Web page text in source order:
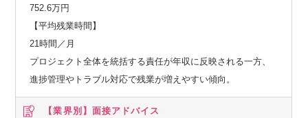
752.6万円
【平均残業時間】
21時間／月
プロジェクト全体を統括する責任が年収に反映される一方、
進捗管理やトラブル対応で残業が増えやすい傾向。
【業界別】 面接アドバイス